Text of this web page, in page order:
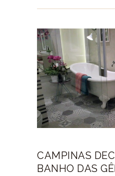
CAMPINAS
BANHO DAS